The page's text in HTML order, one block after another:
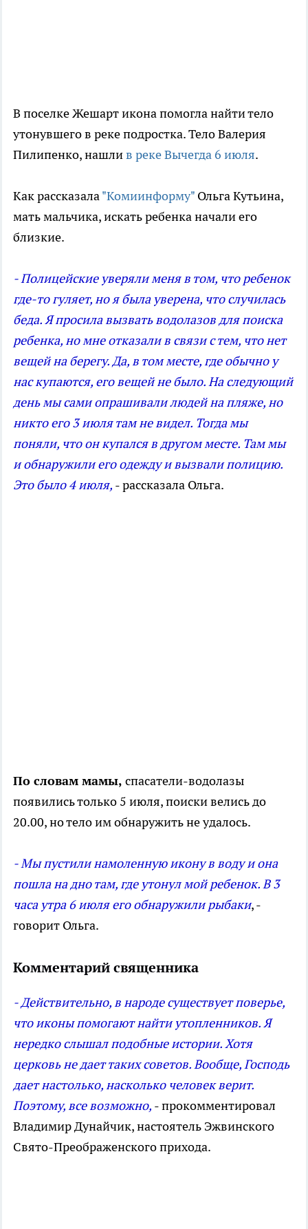
В поселке Жешарт икона помогла найти тело
утонувшего в реке подростка. Тело Валерия
Пилипенко, нашлив реке Вычегда 6 июля.
Как рассказала"Комиинформу" Ольга Кутьина,
мать мальчика, искать ребенка начали его
близкие.
- Полицейские уверяли меня в том, что ребенок
где-то гуляет, но я была уверена, что случилась
беда. Я просила вызвать водолазов для поиска
ребенка, но мне отказали в связи с тем, что нет
вещей на берегу. Да, в том месте, где обычно у
нас купаются, его вещей не было. На следующий
день мы сами опрашивали людей на пляже, но
никто его 3 июля там не видел. Тогда мы
поняли, что он купался в другом месте. Там мы
и обнаружили его одежду и вызвали полицию.
Это было 4 июля, - рассказала Ольга.
По словам мамы, спасатели-водолазы
появились только 5 июля, поиски велись до
20.00, но тело им обнаружить не удалось.
- Мы пустили намоленную икону в воду и она
пошла на дно там, где утонул мой ребенок. В 3
часа утра 6 июля его обнаружили рыбаки, -
говорит Ольга.
Комментарий священника
- Действительно, в народе существует поверье,
что иконы помогают найти утопленников. Я
нередко слышал подобные истории. Хотя
церковь не дает таких советов. Вообще, Господь
дает настолько, насколько человек верит.
Поэтому, все возможно, - прокомментировал
Владимир Дунайчик, настоятель Эжвинского
Свято-Преображенского прихода.